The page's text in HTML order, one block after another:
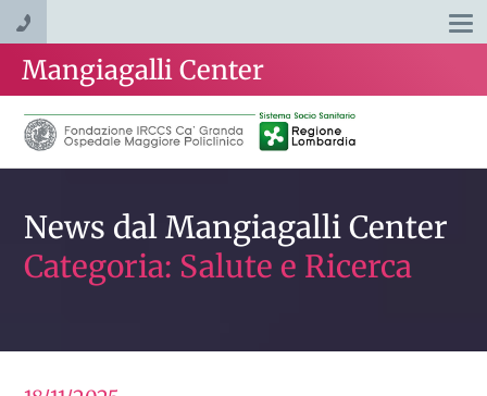
Mangiagalli Center
News dal Mangiagalli Center
Categoria: Salute e Ricerca